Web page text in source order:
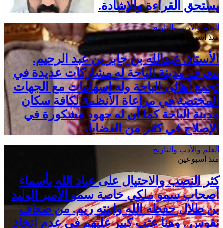
يستحق القراءة والإشادة.
العلم والأدب والتاريخ
منذ أسبوع واحد
الأستاذ. عبدالله بن جابر بن عبد الرحيم.
معرف مدينة الباحة له مشاركات عديدة في
تجمع أهالي الباحة وله اسهامات مع الجهات
المختصة في مراعاة الأنظمة لكافة سكان
مدينة الباحة كما أن له جهود مشكورة في
الإصلاح في كثير من القضايا.
العلم والأدب والتاريخ
منذ أسبوعين
كثر النصب والاحتيال على عباد الله بأسماء
أصحاب سمو ملكي خاصة سمو الأمير الوليد
بن طلال حفظه الله وابنته ريم. من ضعاف
نفوس . وهنا عتب كبير عليهم في عدم اتخاذ